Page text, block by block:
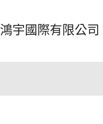
鴻宇國際有限公司